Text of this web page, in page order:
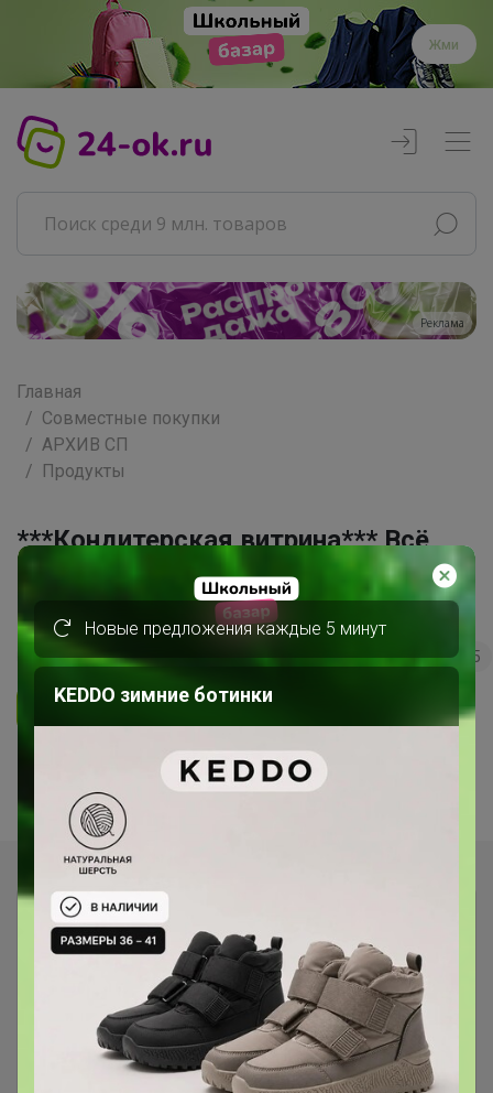
Жми
Реклама
Главная
Совместные покупки
АРХИВ СП
Продукты
***Кондитерская витрина*** Всё
для кондитеров и любителей
вкусно поесть!
69 5.0 36.3K 3.7K 5
Ответить
1 2
Новые предложения каждые 5 минут
KEDDO зимние ботинки